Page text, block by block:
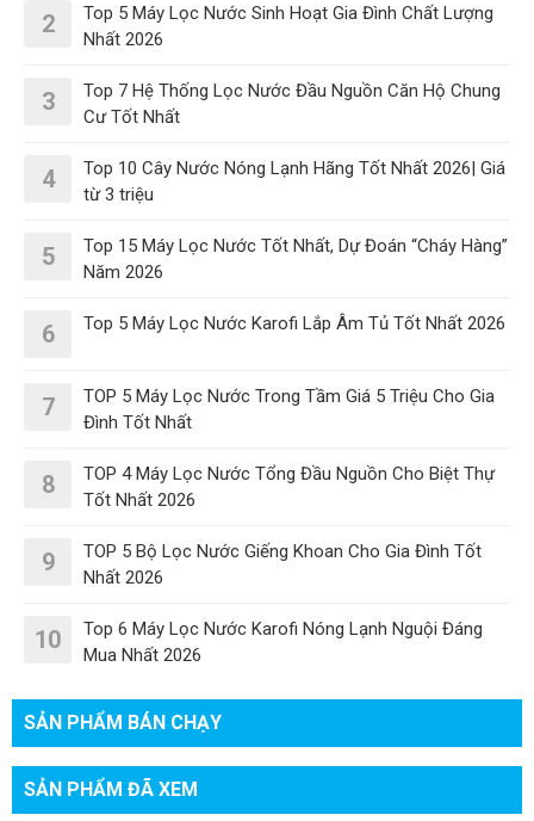
2
Top 5 Máy Lọc Nước Sinh Hoạt Gia Đình Chất Lượng
Nhất 2026
3
Top 7 Hệ Thống Lọc Nước Đầu Nguồn Căn Hộ Chung
Cư Tốt Nhất
4
Top 10 Cây Nước Nóng Lạnh Hãng Tốt Nhất 2026| Giá
từ 3 triệu
5
Top 15 Máy Lọc Nước Tốt Nhất, Dự Đoán “Cháy Hàng”
Năm 2026
6 Top 5 Máy Lọc Nước Karofi Lắp Âm Tủ Tốt Nhất 2026
7
TOP 5 Máy Lọc Nước Trong Tầm Giá 5 Triệu Cho Gia
Đình Tốt Nhất
8
TOP 4 Máy Lọc Nước Tổng Đầu Nguồn Cho Biệt Thự
Tốt Nhất 2026
9
TOP 5 Bộ Lọc Nước Giếng Khoan Cho Gia Đình Tốt
Nhất 2026
10
Top 6 Máy Lọc Nước Karofi Nóng Lạnh Nguội Đáng
Mua Nhất 2026
SẢN PHẨM BÁN CHẠY
SẢN PHẨM ĐÃ XEM